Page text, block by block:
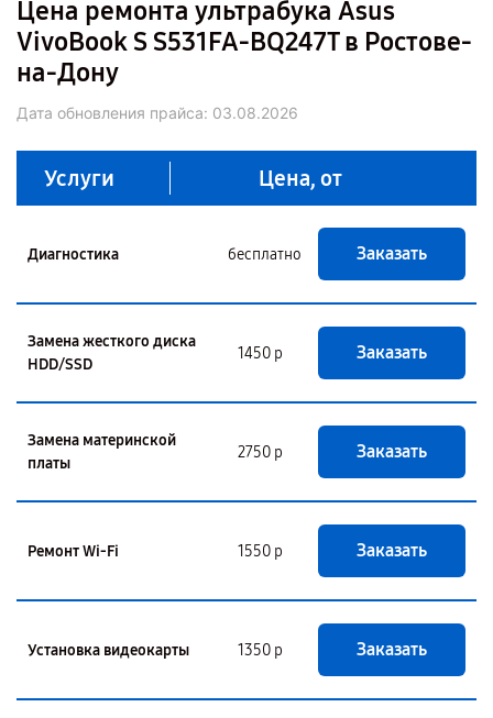
Цена ремонта ультрабука Asus
VivoBook S S531FA-BQ247T в Ростове-
на-Дону
Дата обновления прайса: 03.08.2026
Услуги Цена, от
Диагностика бесплатно Заказать
Замена жесткого диска
HDD/SSD
1450 р Заказать
Замена материнской
платы
2750 р Заказать
Ремонт Wi-Fi 1550 р Заказать
Установка видеокарты 1350 р Заказать